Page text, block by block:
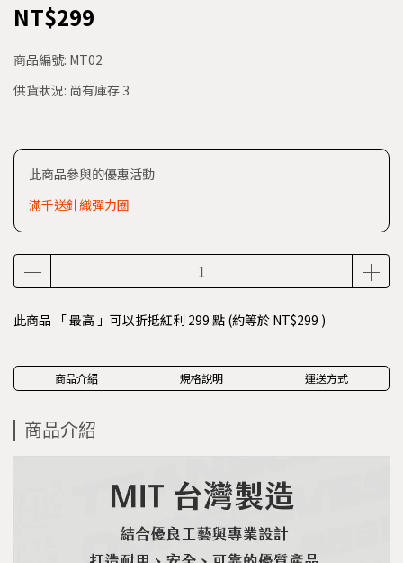
NT$299
商品編號: MT02
供貨狀況: 尚有庫存 3
此商品參與的優惠活動
滿千送針織彈力圈
此商品 「 最高 」可以折抵紅利 299 點 (約等於 NT$299 )
商品介紹 規格說明 運送方式
商品介紹